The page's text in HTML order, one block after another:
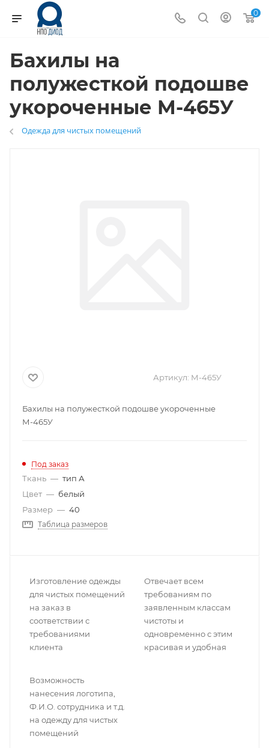
0
Бахилы на
полужесткой подошве
укороченные М-465У
Одежда для чистых помещений
Артикул: М-465У
Бахилы на полужесткой подошве укороченные
М-465У
Под заказ
Ткань — тип А
Цвет — белый
Размер — 40
Таблица размеров
Изготовление одежды
для чистых помещений
на заказ в
соответствии с
требованиями
клиента
Отвечает всем
требованиям по
заявленным классам
чистоты и
одновременно с этим
красивая и удобная
Возможность
нанесения логотипа,
Ф.И.О. сотрудника и т.д.
на одежду для чистых
помещений